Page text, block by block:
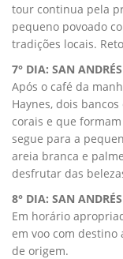
tour continua pela
pequeno povoado
tradições locais.
7° DIA: SAN
Após o café da
Haynes, dois
corais e que
segue para a
areia branca e
desfrutar das
8° DIA: SAN
Em horário
em voo com destino
de origem.